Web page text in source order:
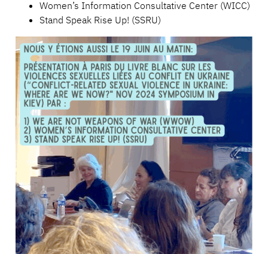
Women’s Information Consultative Center (WICC)
Stand Speak Rise Up! (SSRU)